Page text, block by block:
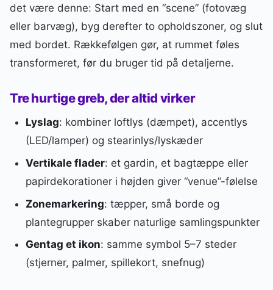
det være denne: Start med en “scene” (fotovæg
eller barvæg), byg derefter to opholdszoner, og slut
med bordet. Rækkefølgen gør, at rummet føles
transformeret, før du bruger tid på detaljerne.
Tre hurtige greb, der altid virker
Lyslag: kombiner loftlys (dæmpet), accentlys
(LED/lamper) og stearinlys/lyskæder
Vertikale flader: et gardin, et bagtæppe eller
papirdekorationer i højden giver “venue”-følelse
Zonemarkering: tæpper, små borde og
plantegrupper skaber naturlige samlingspunkter
Gentag et ikon: samme symbol 5–7 steder
(stjerner, palmer, spillekort, snefnug)